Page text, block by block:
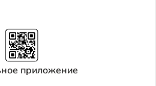
приложение